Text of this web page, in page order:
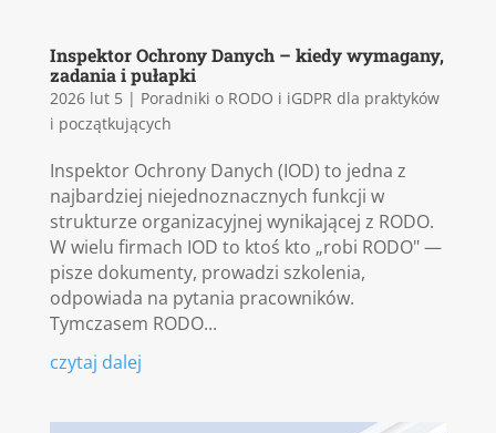
Inspektor Ochrony Danych – kiedy wymagany,
zadania i pułapki
2026 lut 5 | Poradniki o RODO i iGDPR dla praktyków
i początkujących
Inspektor Ochrony Danych (IOD) to jedna z
najbardziej niejednoznacznych funkcji w
strukturze organizacyjnej wynikającej z RODO.
W wielu firmach IOD to ktoś kto „robi RODO" —
pisze dokumenty, prowadzi szkolenia,
odpowiada na pytania pracowników.
Tymczasem RODO...
czytaj dalej